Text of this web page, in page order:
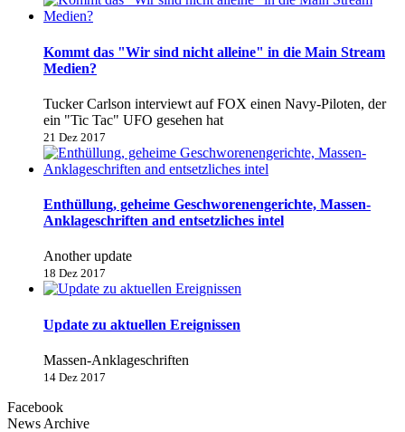
Kommt das "Wir sind nicht alleine" in die Main Stream
Medien?
Tucker Carlson interviewt auf FOX einen Navy-Piloten, der
ein "Tic Tac" UFO gesehen hat
21 Dez 2017
Enthüllung, geheime Geschworenengerichte, Massen-
Anklageschriften and entsetzliches intel
Another update
18 Dez 2017
Update zu aktuellen Ereignissen
Massen-Anklageschriften
14 Dez 2017
Facebook
News Archive